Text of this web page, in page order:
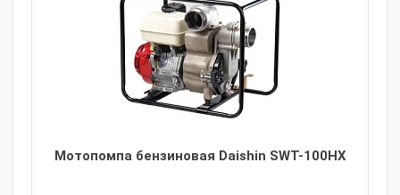
Мотопомпа бензиновая Daishin SWT-100HX